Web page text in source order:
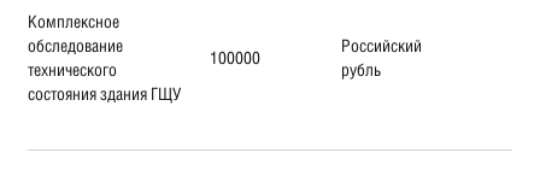
Комплексное
обследование
технического
состояния здания ГЩУ
100000
Российский
рубль